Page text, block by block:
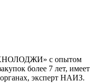
с опытом
более 7 лет, имеет
эксперт НАИЗ.